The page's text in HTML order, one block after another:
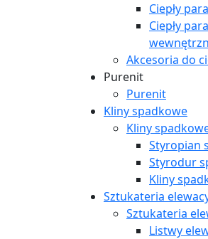
Ciepły
Ciepły
Akcesoria do
Purenit
Purenit
Kliny spadkowe
Kliny
Styropian
Styrodur
Kliny
Sztukateria
Sztukateria
Listwy